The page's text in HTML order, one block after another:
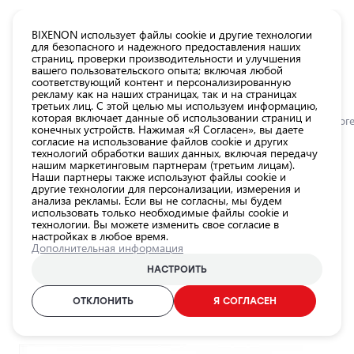
Главная Категории Магазин Лампы для автомобильных фар
Авто лампы H11, 6000K, 9-16V,
55W, серия EXTREMO 100% XENON
EFFECT
EINPARTS / 25-581 / 6000K - холодный белый / H11
ID продукта:25-581
EAN-код:5902537820890
Все
товары
магазина
Магазин
Лампы для
автомобильных
Внешнее
освещение
автомобиля
Освещение
автомобиля
Аксессуары
BIXENON использует файлы cookie и другие технологии
для безопасного и надежного предоставления наших
страниц, проверки производительности и улучшения
вашего пользовательского опыта; включая любой
соответствующий контент и персонализированную
рекламу как на наших страницах, так и на страницах
третьих лиц. С этой целью мы используем информацию,
которая включает данные об использовании страниц и
конечных устройств. Нажимая «Я Согласен», вы даете
согласие на использование файлов cookie и других
технологий обработки ваших данных, включая передачу
нашим маркетинговым партнерам (третьим лицам).
Наши партнеры также используют файлы cookie и
другие технологии для персонализации, измерения и
анализа рекламы. Если вы не согласны, мы будем
использовать только необходимые файлы cookie и
технологии. Вы можете изменить свое согласие в
настройках в любое время.
Дополнительная информация
НАСТРОИТЬ
ОТКЛОНИТЬ Я СОГЛАСЕН